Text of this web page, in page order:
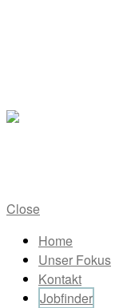
Close
Home
Unser Fokus
Kontakt
Jobfinder